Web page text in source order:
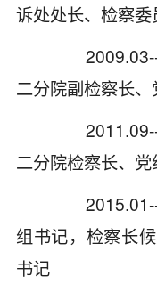
诉处处长、检察委
2009.03--
二分院副检察长
2011.09--
二分院检察长、
2015.01--
组书记，检察长
书记